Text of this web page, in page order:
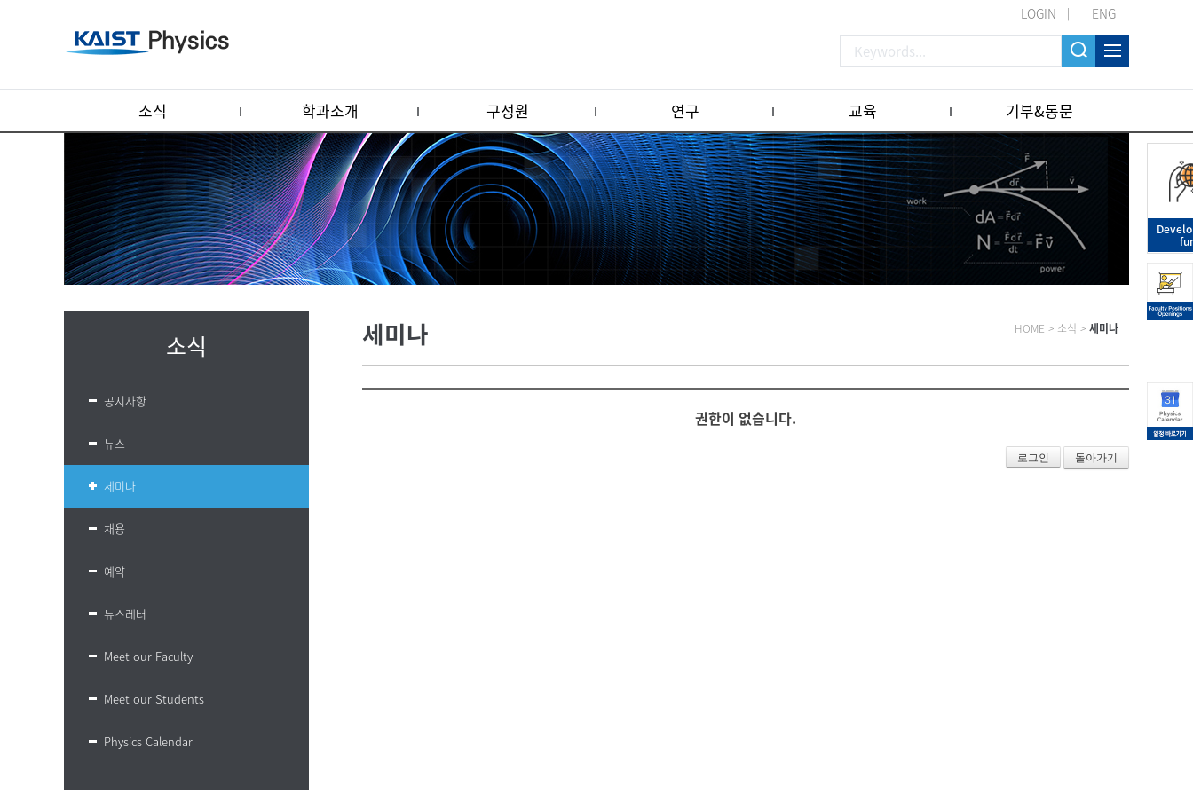
LOGIN ENG
소식 학과소개 구성원 연구 교육 기부&동문
소식
공지사항
뉴스
세미나
채용
예약
뉴스레터
Meet our Faculty
Meet our Students
Physics Calendar
세미나 HOME > 소식 > 세미나
권한이 없습니다.
로그인 돌아가기